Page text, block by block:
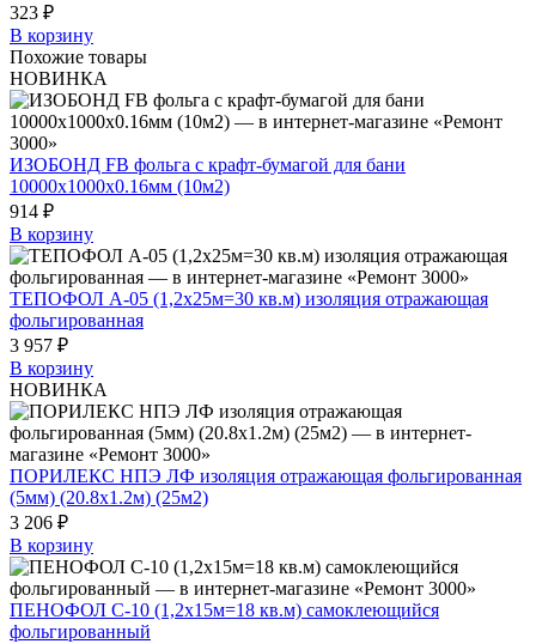
323 ₽
В корзину
Похожие товары
НОВИНКА
ИЗОБОНД FB фольга с крафт-бумагой для бани
10000х1000х0.16мм (10м2)
914 ₽
В корзину
ТЕПОФОЛ А-05 (1,2х25м=30 кв.м) изоляция отражающая
фольгированная
3 957 ₽
В корзину
НОВИНКА
ПОРИЛЕКС НПЭ ЛФ изоляция отражающая фольгированная
(5мм) (20.8х1.2м) (25м2)
3 206 ₽
В корзину
ПЕНОФОЛ C-10 (1,2х15м=18 кв.м) самоклеющийся
фольгированный